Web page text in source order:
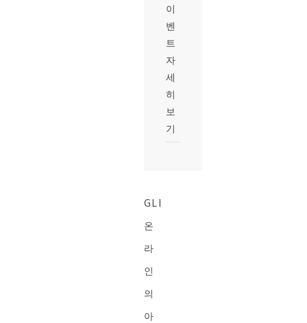
이
벤
트
자
세
히
보
기
GLI
온
라
인
의
아